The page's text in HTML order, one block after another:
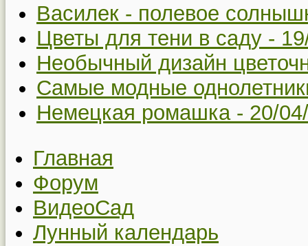
Василек - полевое
Цветы для тени в саду -
Необычный дизайн
Самые модные
Немецкая ромашка - 20/
Главная
Форум
ВидеоСад
Лунный календарь